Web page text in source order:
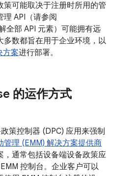
可能取决于注册时所用的管
API（请参阅
全部 API 元素）可能拥有远
数都旨在用于企业环境，以
方案进行部署。
的运作方式
策控制器 (DPC) 应用来强制
管理 (EMM) 解决方案提供商
，通常包括设备端设备政策应
控制台。企业客户可以